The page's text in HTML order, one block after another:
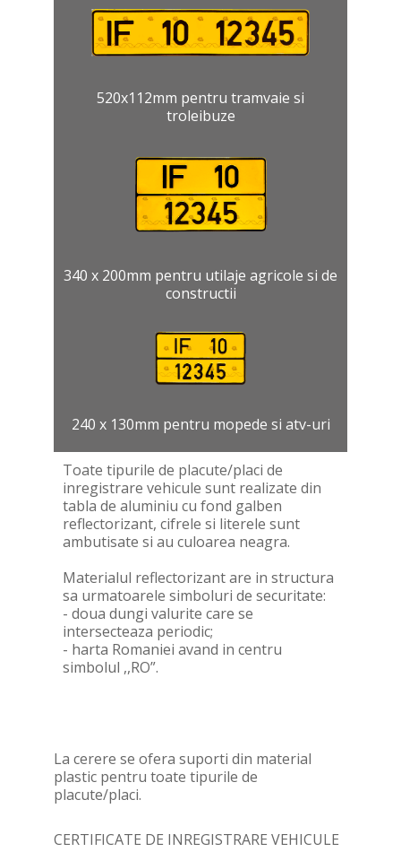
520x112mm pentru tramvaie si
troleibuze
340 x 200mm pentru utilaje agricole si de
constructii
240 x 130mm pentru mopede si atv-uri
Toate tipurile de placute/placi de
inregistrare vehicule sunt realizate din
tabla de aluminiu cu fond galben
reflectorizant, cifrele si literele sunt
ambutisate si au culoarea neagra.
Materialul reflectorizant are in structura
sa urmatoarele simboluri de securitate:
- doua dungi valurite care se
intersecteaza periodic;
- harta Romaniei avand in centru
simbolul ,,RO”.
La cerere se ofera suporti din material
plastic pentru toate tipurile de
placute/placi.
CERTIFICATE DE INREGISTRARE VEHICULE